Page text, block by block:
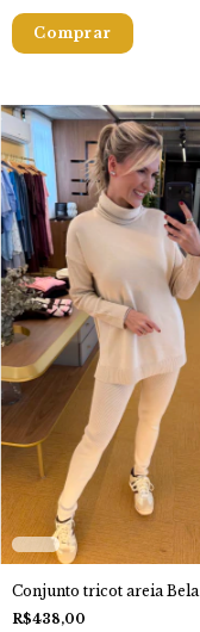
Conjunto tricot areia Bela
R$438,00